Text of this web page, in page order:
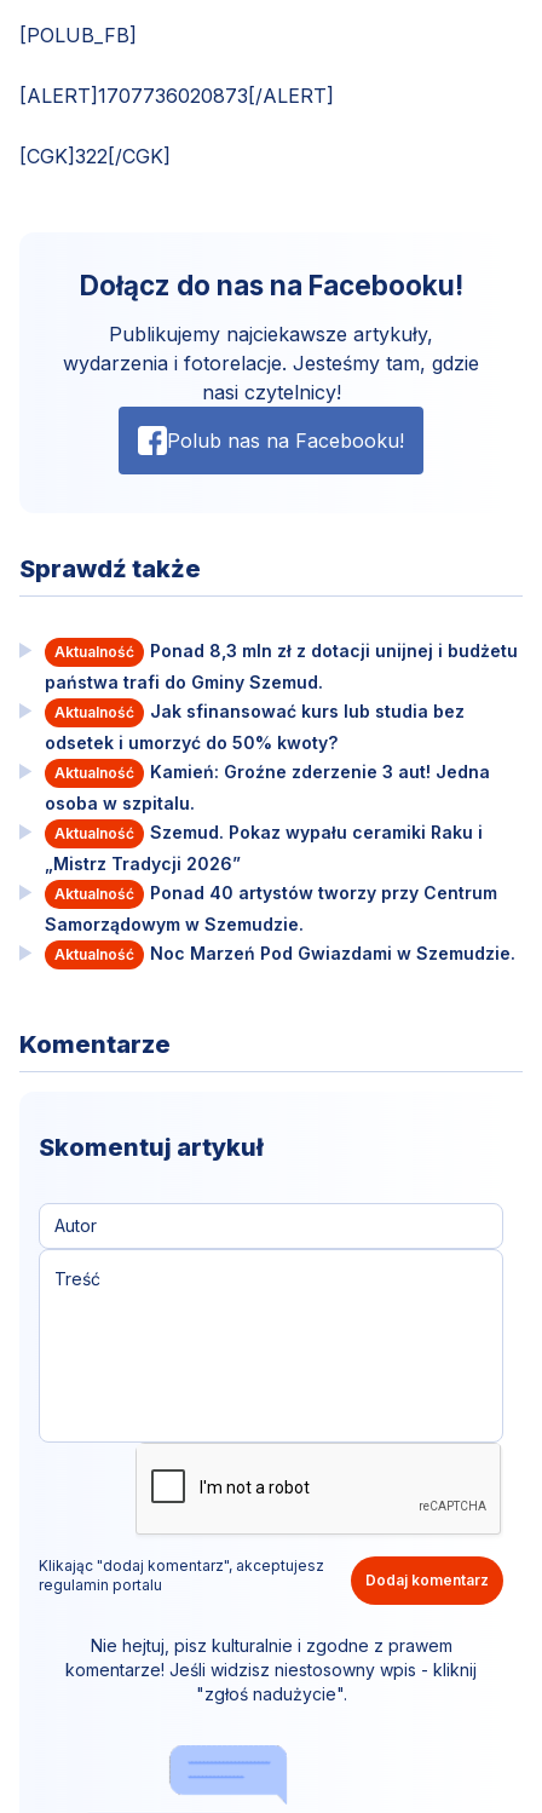
[POLUB_FB]
[ALERT]1707736020873[/ALERT]
[CGK]322[/CGK]
Dołącz do nas na Facebooku!
Publikujemy najciekawsze artykuły,
wydarzenia i fotorelacje. Jesteśmy tam, gdzie
nasi czytelnicy!
Polub nas na Facebooku!
Sprawdź także
Aktualność
Ponad 8,3 mln zł z dotacji unijnej i budżetu
państwa trafi do Gminy Szemud.
Aktualność
Jak sfinansować kurs lub studia bez
odsetek i umorzyć do 50% kwoty?
Aktualność
Kamień: Groźne zderzenie 3 aut! Jedna
osoba w szpitalu.
Aktualność
Szemud. Pokaz wypału ceramiki Raku i
„Mistrz Tradycji 2026”
Aktualność
Ponad 40 artystów tworzy przy Centrum
Samorządowym w Szemudzie.
Aktualność Noc Marzeń Pod Gwiazdami w Szemudzie.
Komentarze
Skomentuj artykuł
Klikając "dodaj komentarz", akceptujesz
regulamin portalu
Dodaj komentarz
Nie hejtuj, pisz kulturalnie i zgodne z prawem
komentarze! Jeśli widzisz niestosowny wpis - kliknij
"zgłoś nadużycie".